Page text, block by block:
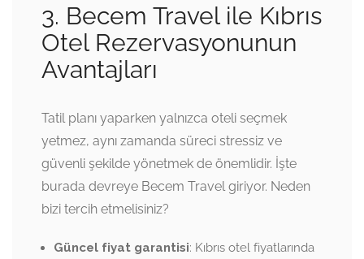
3. Becem Travel ile Kıbrıs
Otel Rezervasyonunun
Avantajları
Tatil planı yaparken yalnızca oteli seçmek
yetmez, aynı zamanda süreci stressiz ve
güvenli şekilde yönetmek de önemlidir. İşte
burada devreye Becem Travel giriyor. Neden
bizi tercih etmelisiniz?
Güncel fiyat garantisi: Kıbrıs otel fiyatlarında